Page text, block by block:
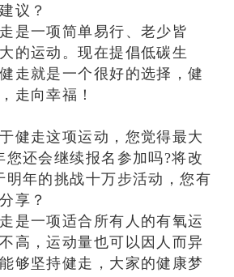
议？
一项简单易行、老少皆
的运动。现在提倡低碳生
走就是一个很好的选择，健
走向幸福！
走这项运动，您觉得最大
您还会继续报名参加吗?将改
明年的挑战十万步活动，您有
享？
一项适合所有人的有氧运
高，运动量也可以因人而异
够坚持健走，大家的健康梦